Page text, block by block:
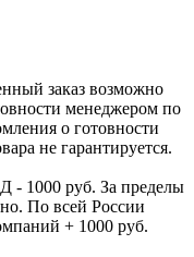
заказ возможно
менеджером по
о готовности
не гарантируется.
1000 руб. За пределы
По всей России
+ 1000 руб.